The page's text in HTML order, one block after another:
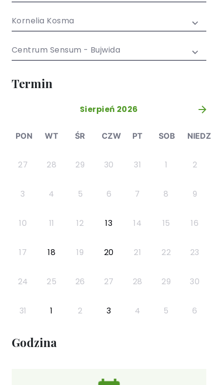
młodzieży
Kornelia Kosma
Centrum Sensum - Bujwida
Termin
Sierpień 2026 »
PON WT ŚR CZW PT SOB NIEDZ
27 28 29 30 31 1 2
3 4 5 6 7 8 9
10 11 12 13 14 15 16
17 18 19 20 21 22 23
24 25 26 27 28 29 30
31 1 2 3 4 5 6
Godzina